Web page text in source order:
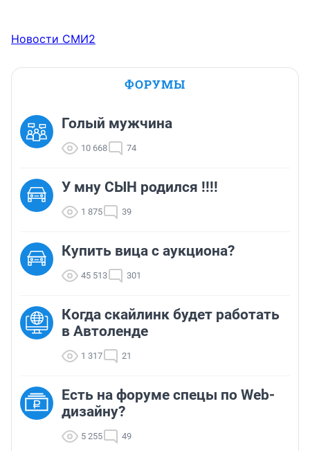
Новости СМИ2
ФОРУМЫ
Голый мужчина
10 668 74
У мну СЫН родился !!!!
1 875 39
Купить вица с аукциона?
45 513 301
Когда скайлинк будет работать
в Автоленде
1 317 21
Есть на форуме спецы по Web-
дизайну?
5 255 49